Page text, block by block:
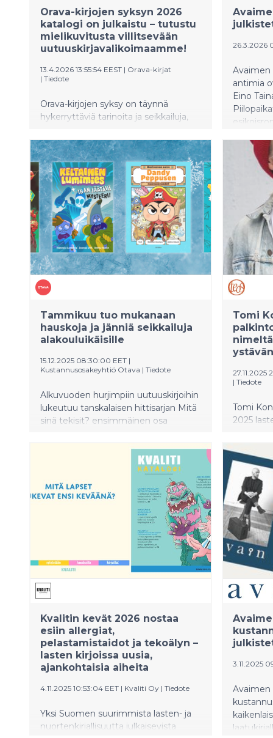
vuonna
toiminut
vuodesta
Kirjan
myös
Orava-kirjojen syksyn 2026
katalogi on julkaistu – tutustu
mielikuvitusta villitsevään
uutuuskirjavalikoimaamme!
13.4.2026 13:55:54 EEST | Orava-kirjat
| Tiedote
Orava-kirjojen syksy on täynnä
hykerryttäviä tarinoita ja seikkailuja,
aikuisetkin. Selaa katalogia täällä.
26.3.2026
Avaimen
antimia
Eino
Ahon ja
kirjailija
Heikki
hiljaiset
sekä
Timo
kuljettaa
Kati-
sanoi
Tammikuu tuo mukanaan
hauskoja ja jänniä seikkailuja
alakouluikäisille
15.12.2025 08:30:00 EET |
Kustannusosakeyhtiö Otava | Tiedote
Alkuvuoden hurjimpiin uutuuskirjoihin
lukeutuu tanskalaisen hittisarjan Mitä
sinä tekisit? ensimmäinen osa
tuttuja suosikkeja Keltaisesta
lumimiehestä ja Maailman parhaasta
puumajasta Mestarietsivä Peppusen
isään, Dandy Peppuseen.
Tomi
ystävän
27.11.2025
| Tiedote
Tomi
2025
Mustafe
Kvalitin kevät 2026 nostaa
esiin allergiat,
pelastamistaidot ja tekoälyn –
lasten kirjoissa uusia,
ajankohtaisia aiheita
4.11.2025 10:53:04 EET | Kvaliti Oy | Tiedote
Yksi Suomen suurimmista lasten- ja
nuortenkirjallisuutta julkaisevista
3.11.2025
Avaimen